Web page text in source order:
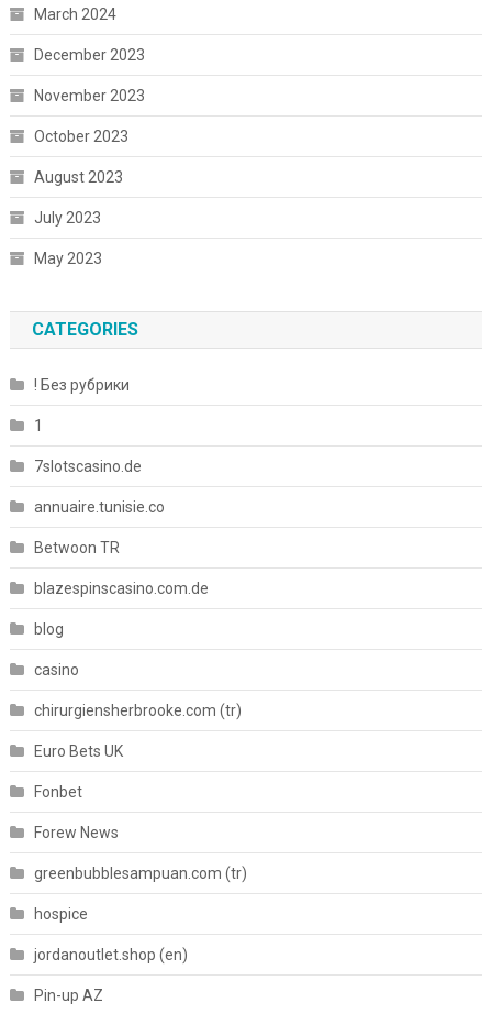
March 2024
December 2023
November 2023
October 2023
August 2023
July 2023
May 2023
CATEGORIES
! Без рубрики
1
7slotscasino.de
annuaire.tunisie.co
Betwoon TR
blazespinscasino.com.de
blog
casino
chirurgiensherbrooke.com (tr)
Euro Bets UK
Fonbet
Forew News
greenbubblesampuan.com (tr)
hospice
jordanoutlet.shop (en)
Pin-up AZ